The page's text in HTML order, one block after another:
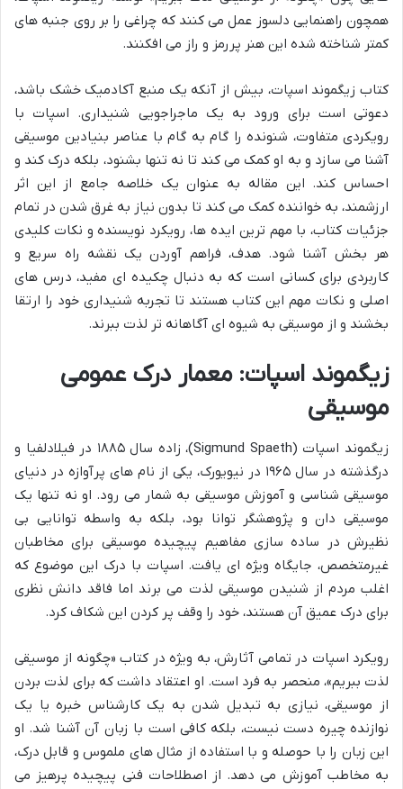
همچون راهنمایی دلسوز عمل می کنند که چراغی را بر روی جنبه های
کمتر شناخته شده این هنر پررمز و راز می افکنند.
کتاب زیگموند اسپات، بیش از آنکه یک منبع آکادمیک خشک باشد،
دعوتی است برای ورود به یک ماجراجویی شنیداری. اسپات با
رویکردی متفاوت، شنونده را گام به گام با عناصر بنیادین موسیقی
آشنا می سازد و به او کمک می کند تا نه تنها بشنود، بلکه درک کند و
احساس کند. این مقاله به عنوان یک خلاصه جامع از این اثر
ارزشمند، به خواننده کمک می کند تا بدون نیاز به غرق شدن در تمام
جزئیات کتاب، با مهم ترین ایده ها، رویکرد نویسنده و نکات کلیدی
هر بخش آشنا شود. هدف، فراهم آوردن یک نقشه راه سریع و
کاربردی برای کسانی است که به دنبال چکیده ای مفید، درس های
اصلی و نکات مهم این کتاب هستند تا تجربه شنیداری خود را ارتقا
بخشند و از موسیقی به شیوه ای آگاهانه تر لذت ببرند.
زیگموند اسپات: معمار درک عمومی
موسیقی
زیگموند اسپات (Sigmund Spaeth)، زاده سال ۱۸۸۵ در فیلادلفیا و
درگذشته در سال ۱۹۶۵ در نیویورک، یکی از نام های پرآوازه در دنیای
موسیقی شناسی و آموزش موسیقی به شمار می رود. او نه تنها یک
موسیقی دان و پژوهشگر توانا بود، بلکه به واسطه توانایی بی
نظیرش در ساده سازی مفاهیم پیچیده موسیقی برای مخاطبان
غیرمتخصص، جایگاه ویژه ای یافت. اسپات با درک این موضوع که
اغلب مردم از شنیدن موسیقی لذت می برند اما فاقد دانش نظری
برای درک عمیق آن هستند، خود را وقف پر کردن این شکاف کرد.
رویکرد اسپات در تمامی آثارش، به ویژه در کتاب «چگونه از موسیقی
لذت ببریم»، منحصر به فرد است. او اعتقاد داشت که برای لذت بردن
از موسیقی، نیازی به تبدیل شدن به یک کارشناس خبره یا یک
نوازنده چیره دست نیست، بلکه کافی است با زبان آن آشنا شد. او
این زبان را با حوصله و با استفاده از مثال های ملموس و قابل درک،
به مخاطب آموزش می دهد. از اصطلاحات فنی پیچیده پرهیز می